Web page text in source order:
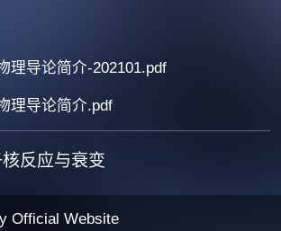
理导论简介-202101.pdf
理导论简介.pdf
反应与衰变
Official Website